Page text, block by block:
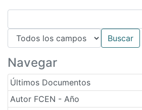
Navegar
Últimos Documentos
Autor FCEN - Año